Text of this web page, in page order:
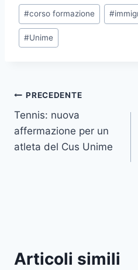
Tag
articolo:
#corso formazione #
#Unime
Navigazione
articoli
PRECEDENTE
Tennis: nuova
affermazione per un
atleta del Cus Unime
Articoli simili